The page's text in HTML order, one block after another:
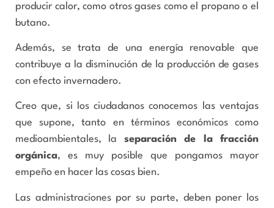
producir calor, como otros gases como el propano o el
butano.
Además, se trata de una energía renovable que
contribuye a la disminución de la producción de gases
con efecto invernadero.
Creo que, si los ciudadanos conocemos las ventajas
que supone, tanto en términos económicos como
medioambientales, la separación de la fracción
orgánica, es muy posible que pongamos mayor
empeño en hacer las cosas bien.
Las administraciones por su parte, deben poner los